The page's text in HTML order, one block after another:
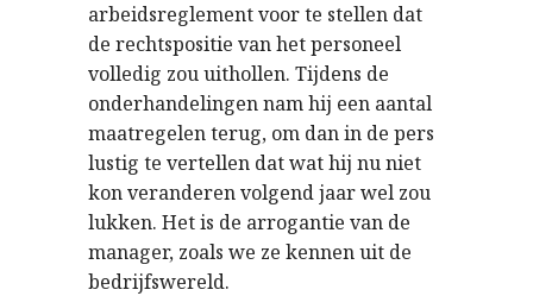
arbeidsreglement voor te stellen dat
de rechtspositie van het personeel
volledig zou uithollen. Tijdens de
onderhandelingen nam hij een aantal
maatregelen terug, om dan in de pers
lustig te vertellen dat wat hij nu niet
kon veranderen volgend jaar wel zou
lukken. Het is de arrogantie van de
manager, zoals we ze kennen uit de
bedrijfswereld.